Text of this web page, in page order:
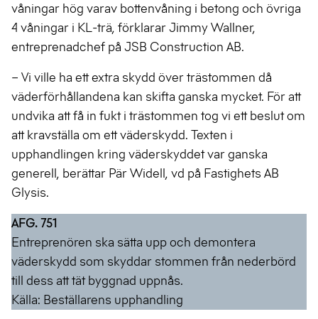
våningar hög varav bottenvåning i betong och övriga
4 våningar i KL-trä, förklarar Jimmy Wallner,
entreprenadchef på JSB Construction AB.
– Vi ville ha ett extra skydd över trästommen då
väderförhållandena kan skifta ganska mycket. För att
undvika att få in fukt i trästommen tog vi ett beslut om
att kravställa om ett väderskydd. Texten i
upphandlingen kring väderskyddet var ganska
generell, berättar Pär Widell, vd på Fastighets AB
Glysis.
AFG. 751
Entreprenören ska sätta upp och demontera
väderskydd som skyddar stommen från nederbörd
till dess att tät byggnad uppnås.
Källa: Beställarens upphandling